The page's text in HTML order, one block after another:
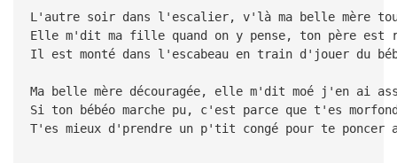
L'autre soir dans l'escalier, v'là ma belle mère
Elle m'dit ma fille quand on y pense, ton père est
Il est monté dans l'escabeau en train d'jouer du
Ma belle mère découragée, elle m'dit moé j'en ai
Si ton bébéo marche pu, c'est parce que t'es
T'es mieux d'prendre un p'tit congé pour te poncer